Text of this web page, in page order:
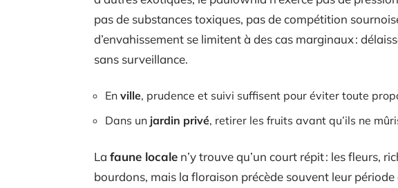
pas de substances toxiques, pas de compétition
d’envahissement se limitent à des cas marginaux :
sans surveillance.
En ville, prudence et suivi suffisent pour éviter toute
Dans un jardin privé, retirer les fruits avant qu’ils ne
La faune locale n’y trouve qu’un court répit : les fleurs,
bourdons, mais la floraison précède souvent leur